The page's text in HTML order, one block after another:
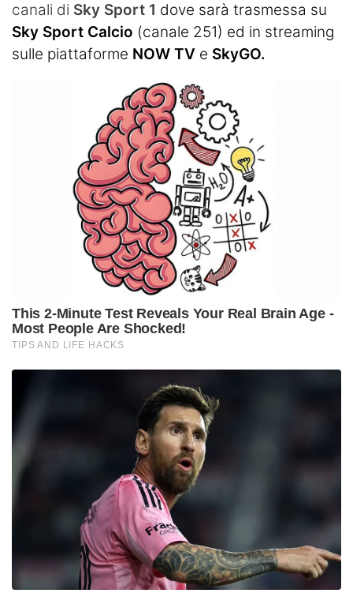
canali di Sky Sport 1 dove sarà trasmessa su
Sky Sport Calcio (canale 251) ed in streaming
sulle piattaforme NOW TV e SkyGO.